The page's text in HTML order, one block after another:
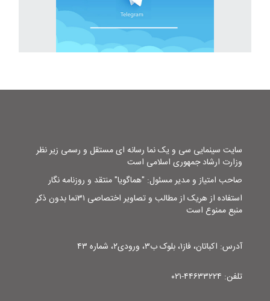
سایت سینمایی سی و یک نما رسانه ای مستقل و رسمی زیر نظر
وزارت ارشاد جمهوری اسلامی است
صاحب امتیاز و مدیر مسئول: "هماگویا" منتقد و روزنامه نگار
استفاده از هریک از مطالب و تصاویر اختصاصی ۳۱نما بدون ذکر
منبع ممنوع است
آدرس: اکباتان، فاز۱، بلوک ب۳، ورودی۲، شماره ۴۳
تلفن: ۴۴۶۳۳۲۲۴-۰۲۱